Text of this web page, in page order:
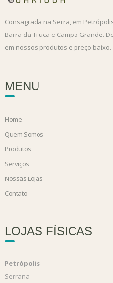
Consagrada na Serra, em
Barra da Tijuca e Campo Grande.
em nossos produtos e preço baixo.
MENU
Home
Quem Somos
Produtos
Serviços
Nossas Lojas
Contato
LOJAS FÍSICAS
Petrópolis
Serrana